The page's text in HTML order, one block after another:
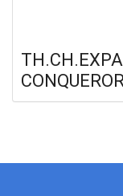
CONQUEROR